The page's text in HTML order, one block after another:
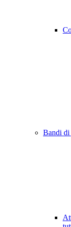
Bandi di